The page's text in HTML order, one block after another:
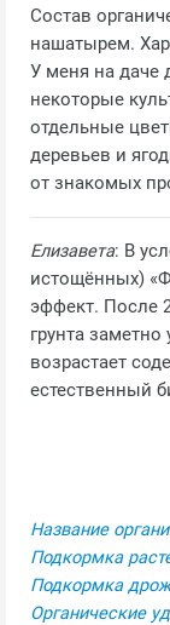
Состав
нашатырем.
У меня на даче
некоторые
отдельные
деревьев и
от знакомых
Елизавета: В
истощённых)
эффект. После
грунта
возрастает
естественный
Название
Подкормка
Подкормка
Органические